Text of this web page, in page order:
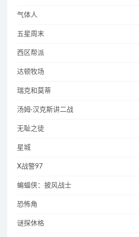
气体人
五星周末
西区帮派
达顿牧场
瑞克和莫蒂
汤姆·汉克斯讲二战
无耻之徒
星城
X战警97
蝙蝠侠：披风战士
恐怖角
谜探休格